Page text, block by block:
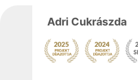
Adri Cukrászda